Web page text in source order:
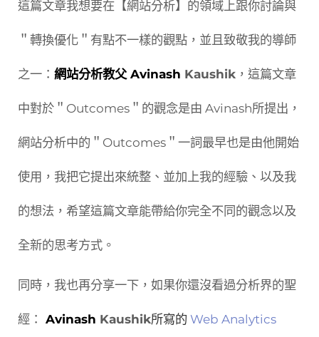
這篇文章我想要在【網站分析】的領域上跟你討論與
＂轉換優化＂有點不一樣的觀點，並且致敬我的導師
之一： 網站分析教父 Avinash Kaushik ，這篇文章
中對於＂Outcomes＂的觀念是由 Avinash所提出，
網站分析中的＂Outcomes＂一詞最早也是由他開始
使用，我把它提出來統整、並加上我的經驗、以及我
的想法，希望這篇文章能帶給你完全不同的觀念以及
全新的思考方式。
同時，我也再分享一下，如果你還沒看過分析界的聖
經： Avinash Kaushik所寫的 Web Analytics